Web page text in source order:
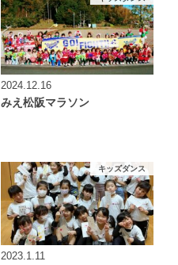
2024.12.16
みえ松阪マラソン
キッズダンス
2023.1.11